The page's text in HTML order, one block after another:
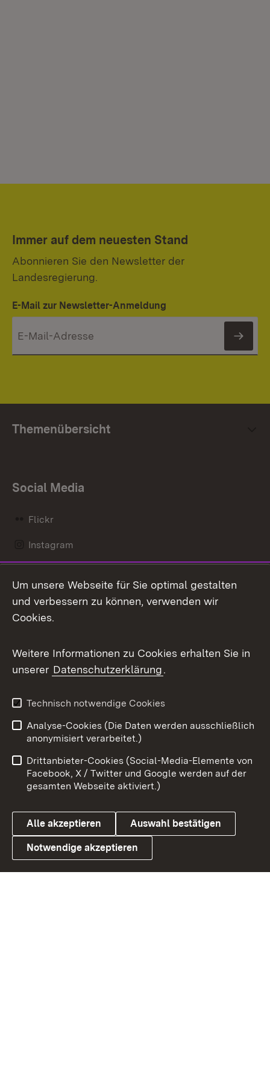
Immer auf dem neuesten Stand
Abonnieren Sie den Newsletter der
Landesregierung.
E-Mail zur Newsletter-Anmeldung
Themenübersicht
Social Media
Flickr
Instagram
Mastodon
Messenger
Social Wall
X / Twitter
Youtube
Link zum Landesportal
Benutzungshinweise
Barrierefreiheit
Datenschutz
Cookies
Um unsere Webseite für Sie optimal gestalten
und verbessern zu können, verwenden wir
Cookies.
Weitere Informationen zu Cookies erhalten Sie in
unserer Datenschutzerklärung.
Technisch notwendige Cookies
Analyse-Cookies (Die Daten werden ausschließlich
anonymisiert verarbeitet.)
Drittanbieter-Cookies (Social-Media-Elemente von
Facebook, X / Twitter und Google werden auf der
gesamten Webseite aktiviert.)
Alle akzeptieren Auswahl bestätigen
Notwendige akzeptieren